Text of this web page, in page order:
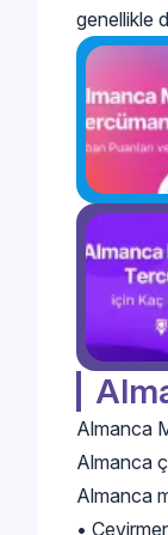
genellikle
Almanca
Almanca
Almanca
•